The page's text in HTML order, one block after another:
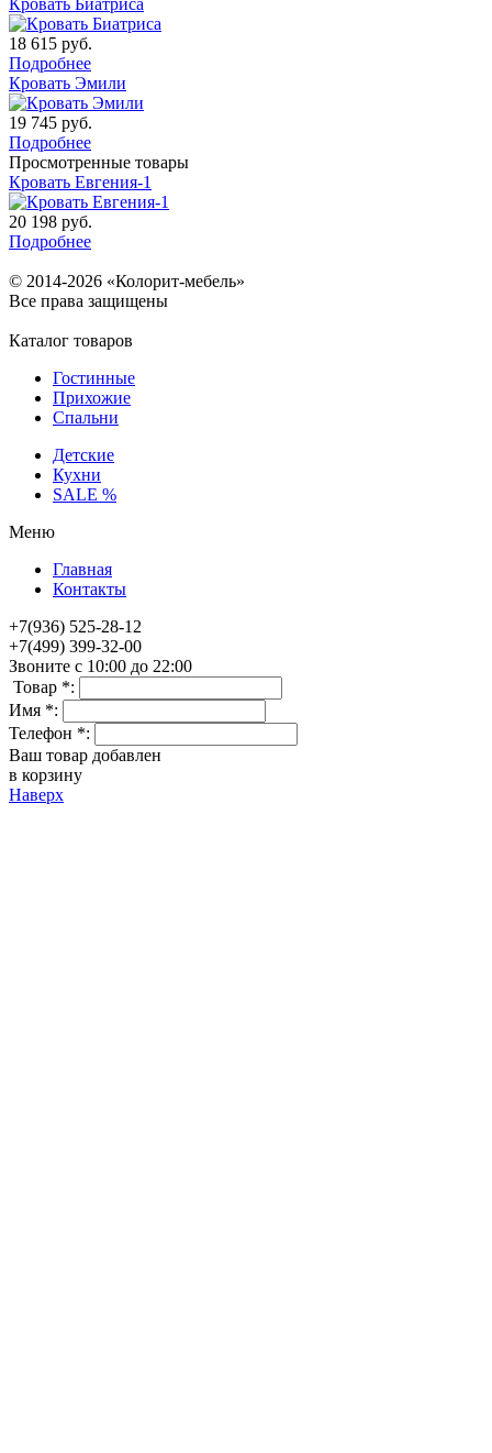
Кровать Биатриса
18 615 руб.
Подробнее
Кровать Эмили
19 745 руб.
Подробнее
Просмотренные товары
Кровать Евгения-1
20 198 руб.
Подробнее
© 2014-2026 «Колорит-мебель»
Все права защищены
Каталог товаров
Гостинные
Прихожие
Спальни
Детские
Кухни
SALE %
Меню
Главная
Контакты
+7(936) 525-28-12
+7(499) 399-32-00
Звоните с 10:00 до 22:00
Товар *:
Имя *:
Телефон *:
Ваш товар добавлен
в корзину
Наверх